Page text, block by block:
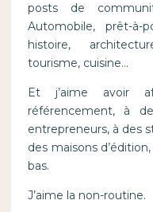
posts de
Automobile, prêt-à-
histoire,
tourisme, cuisine…
Et j’aime avoir
référencement, à
entrepreneurs, à des
des maisons
bas.
J’aime la non-routine.